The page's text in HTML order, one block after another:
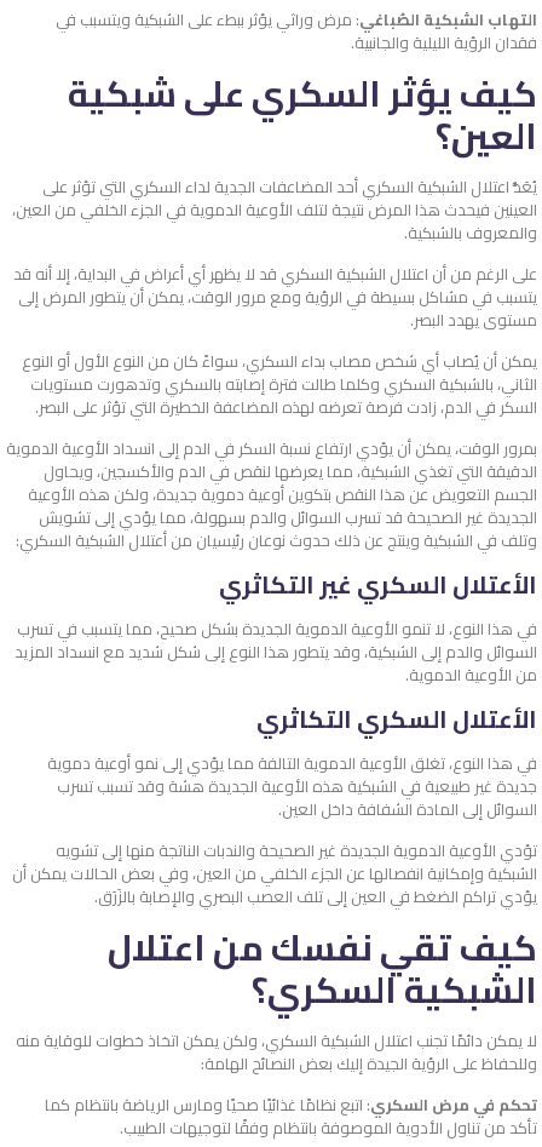
التهاب الشبكية الصُباغي: مرض وراثي يؤثر ببطء على الشبكية ويتسبب في
فقدان الرؤية الليلية والجانبية.
كيف يؤثر السكري على شبكية
العين؟
يُعَدُّ اعتلال الشبكية السكري أحد المضاعفات الجدية لداء السكري التي تؤثر على
العينين فيحدث هذا المرض نتيجة لتلف الأوعية الدموية في الجزء الخلفي من العين،
والمعروف بالشبكية.
على الرغم من أن اعتلال الشبكية السكري قد لا يظهر أي أعراض في البداية، إلا أنه قد
يتسبب في مشاكل بسيطة في الرؤية ومع مرور الوقت، يمكن أن يتطور المرض إلى
مستوى يهدد البصر.
يمكن أن يُصاب أي شخص مصاب بداء السكري، سواءً كان من النوع الأول أو النوع
الثاني، بالشبكية السكري وكلما طالت فترة إصابته بالسكري وتدهورت مستويات
السكر في الدم، زادت فرصة تعرضه لهذه المضاعفة الخطيرة التي تؤثر على البصر.
بمرور الوقت، يمكن أن يؤدي ارتفاع نسبة السكر في الدم إلى انسداد الأوعية الدموية
الدقيقة التي تغذي الشبكية، مما يعرضها لنقص في الدم والأكسجين، ويحاول
الجسم التعويض عن هذا النقص بتكوين أوعية دموية جديدة، ولكن هذه الأوعية
الجديدة غير الصحيحة قد تسرب السوائل والدم بسهولة، مما يؤدي إلى تشويش
وتلف في الشبكية وينتج عن ذلك حدوث نوعان رئيسيان من أعتلال الشبكية السكري:
الأعتلال السكري غير التكاثري
في هذا النوع، لا تنمو الأوعية الدموية الجديدة بشكل صحيح، مما يتسبب في تسرب
السوائل والدم إلى الشبكية، وقد يتطور هذا النوع إلى شكل شديد مع انسداد المزيد
من الأوعية الدموية.
الأعتلال السكري التكاثري
في هذا النوع، تغلق الأوعية الدموية التالفة مما يؤدي إلى نمو أوعية دموية
جديدة غير طبيعية في الشبكية هذه الأوعية الجديدة هشة وقد تسبب تسرب
السوائل إلى المادة الشفافة داخل العين.
تؤدي الأوعية الدموية الجديدة غير الصحيحة والندبات الناتجة منها إلى تشويه
الشبكية وإمكانية انفصالها عن الجزء الخلفي من العين، وفي بعض الحالات يمكن أن
يؤدي تراكم الضغط في العين إلى تلف العصب البصري والإصابة بالزَرَق.
كيف تقي نفسك من اعتلال
الشبكية السكري؟
لا يمكن دائمًا تجنب اعتلال الشبكية السكري، ولكن يمكن اتخاذ خطوات للوقاية منه
وللحفاظ على الرؤية الجيدة إليك بعض النصائح الهامة:
تحكم في مرض السكري: اتبع نظامًا غذائيًا صحيًا ومارس الرياضة بانتظام كما
تأكد من تناول الأدوية الموصوفة بانتظام وفقًا لتوجيهات الطبيب.